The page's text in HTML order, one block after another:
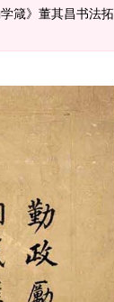
箴》董其昌书法拓